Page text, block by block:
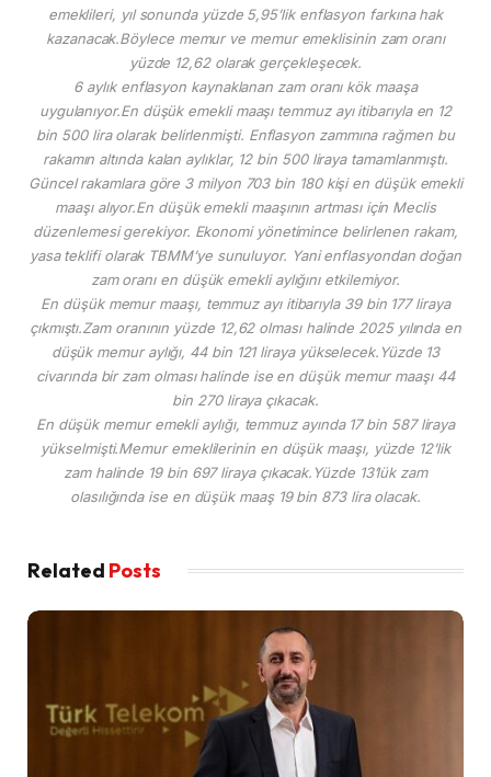
emeklileri, yıl sonunda yüzde 5,95’lik enflasyon farkına hak
kazanacak.Böylece memur ve memur emeklisinin zam oranı
yüzde 12,62 olarak gerçekleşecek.
6 aylık enflasyon kaynaklanan zam oranı kök maaşa
uygulanıyor.En düşük emekli maaşı temmuz ayı itibarıyla en 12
bin 500 lira olarak belirlenmişti. Enflasyon zammına rağmen bu
rakamın altında kalan aylıklar, 12 bin 500 liraya tamamlanmıştı.
Güncel rakamlara göre 3 milyon 703 bin 180 kişi en düşük emekli
maaşı alıyor.En düşük emekli maaşının artması için Meclis
düzenlemesi gerekiyor. Ekonomi yönetimince belirlenen rakam,
yasa teklifi olarak TBMM’ye sunuluyor. Yani enflasyondan doğan
zam oranı en düşük emekli aylığını etkilemiyor.
En düşük memur maaşı, temmuz ayı itibarıyla 39 bin 177 liraya
çıkmıştı.Zam oranının yüzde 12,62 olması halinde 2025 yılında en
düşük memur aylığı, 44 bin 121 liraya yükselecek.Yüzde 13
civarında bir zam olması halinde ise en düşük memur maaşı 44
bin 270 liraya çıkacak.
En düşük memur emekli aylığı, temmuz ayında 17 bin 587 liraya
yükselmişti.Memur emeklilerinin en düşük maaşı, yüzde 12’lik
zam halinde 19 bin 697 liraya çıkacak.Yüzde 13’lük zam
olasılığında ise en düşük maaş 19 bin 873 lira olacak.
Related Posts